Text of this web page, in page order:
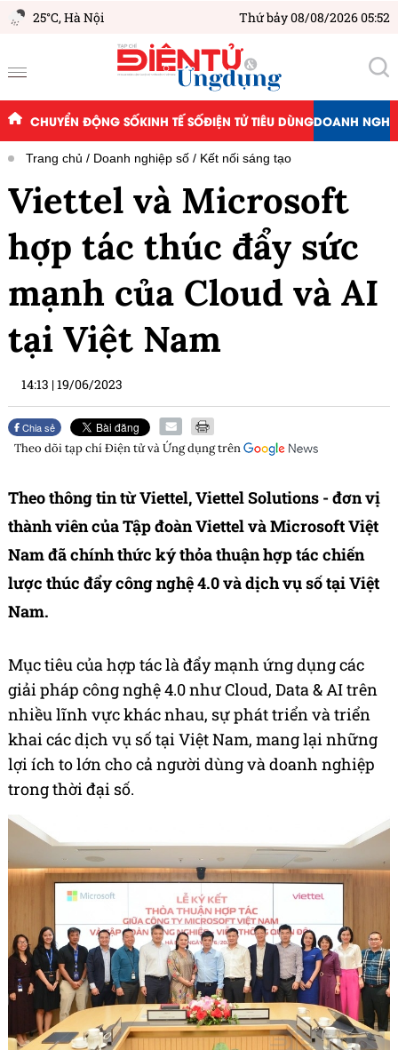
25°C,Hà Nội Thứ bảy 08/08/2026 05:52
CHUYỂN ĐỘNG SỐKINH TẾ SỐĐIỆN TỬ TIÊU DÙNGDOANH
Trang chủ Doanh nghiệp số Kết nối sáng tạo
Viettel và Microsoft
hợp tác thúc đẩy sức
mạnh của Cloud và AI
tại Việt Nam
14:13 |19/06/2023
Chia sẻ
Theo dõi tạp chíĐiện tử và Ứng dụngtrên
Theo thông tin từ Viettel,Viettel Solutions - đơn vị
thành viên của Tập đoàn Viettel và Microsoft Việt
Nam đã chính thức ký thỏa thuận hợp tác chiến
lược thúc đẩy công nghệ 4.0 và dịch vụ số tại Việt
Nam.
Mục tiêu của hợp tác là đẩy mạnh ứng dụng các
giải pháp công nghệ 4.0 như Cloud, Data & AI trên
nhiều lĩnh vực khác nhau, sự phát triển và triển
khai các dịch vụ số tại Việt Nam, mang lại những
lợi ích to lớn cho cả người dùng và doanh nghiệp
trong thời đại số.